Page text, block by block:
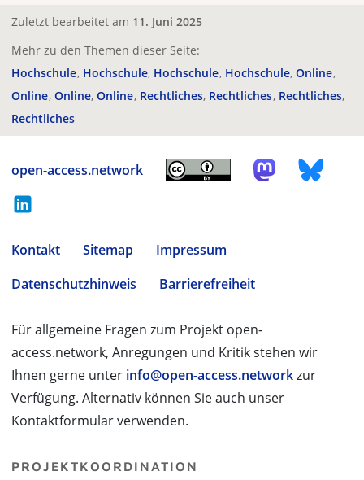
Zuletzt bearbeitet am 11. Juni 2025
Mehr zu den Themen dieser Seite:
Hochschule Hochschule Hochschule Hochschule Online
Online Online Online Rechtliches Rechtliches Rechtliches
Rechtliches
open-access.network
Kontakt Sitemap
Impressum
Datenschutzhinweis
Barrierefreiheit
Für allgemeine Fragen zum Projekt open-
access.network, Anregungen und Kritik stehen wir
Ihnen gerne unter info@open-access.networkzur
Verfügung. Alternativ können Sie auch unser
Kontaktformular verwenden.
PROJEKTKOORDINATION